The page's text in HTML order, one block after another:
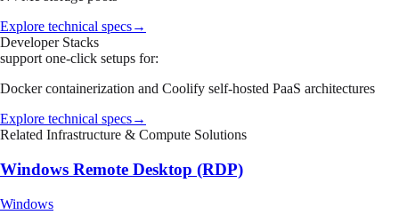
Explore technical specs→
Developer Stacks
support one-click setups for:
Docker containerization and Coolify self-hosted PaaS architectures
Explore technical specs→
Related Infrastructure & Compute Solutions
Windows Remote Desktop (RDP)
Windows